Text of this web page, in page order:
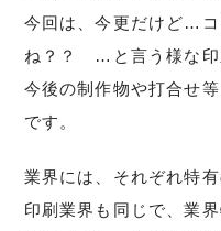
今回は、今更だけど…コ
ね？？ …と言う様な印
今後の制作物や打合せ
です。
業界には、それぞれ特
印刷業界も同じで、業